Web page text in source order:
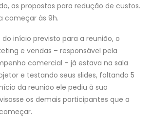
as propostas para redução de custos.
começar às 9h.
início previsto para a reunião, o
e vendas – responsável pela
comercial – já estava na sala
e testando seus slides, faltando 5
da reunião ele pediu à sua
os demais participantes que a